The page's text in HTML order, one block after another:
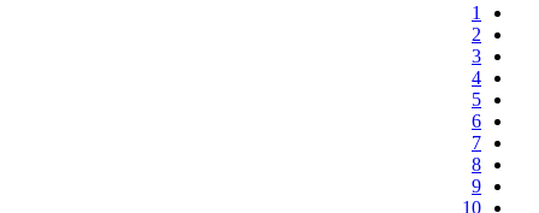
1
2
3
4
5
6
7
8
9
10